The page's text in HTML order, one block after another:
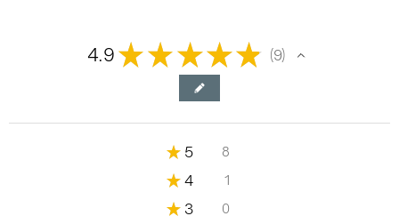
4.9 ★ ★ ★ ★★ 9
9
★ 5 88.88888888888889%
8
★ 4 11.11111111111111%
1
★ 3 0%0